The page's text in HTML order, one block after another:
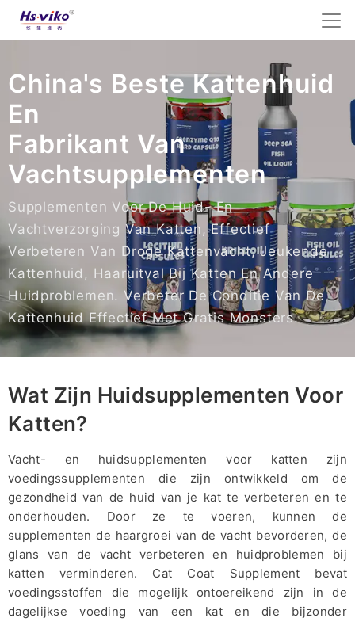
China's Beste Kattenhuid
En
Fabrikant Van
Vachtsupplementen
Supplementen Voor De Huid- En
Vachtverzorging Van Katten, Effectief
Verbeteren Van Droge Kattenvacht, Jeukende
Kattenhuid, Haaruitval Bij Katten En Andere
Huidproblemen. Verbeter De Conditie Van De
Kattenhuid Effectief Met Gratis Monsters.
Wat Zijn Huidsupplementen Voor
Katten?
Vacht- en huidsupplementen voor katten zijn
voedingssupplementen die zijn ontwikkeld om de
gezondheid van de huid van je kat te verbeteren en te
onderhouden. Door ze te voeren, kunnen de
supplementen de haargroei van de vacht bevorderen, de
glans van de vacht verbeteren en huidproblemen bij
katten verminderen. Cat Coat Supplement bevat
voedingsstoffen die mogelijk ontoereikend zijn in de
dagelijkse voeding van een kat en die bijzonder